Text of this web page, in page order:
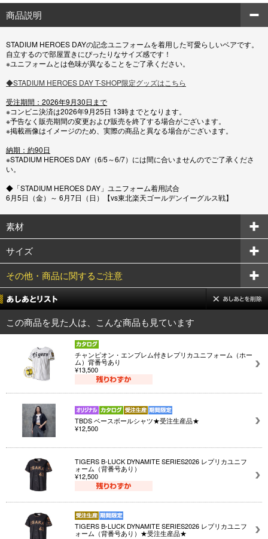
商品説明
STADIUM HEROES DAYの記念ユニフォームを着用した可愛らしいベアです。
自立するので部屋置きにぴったりなサイズ感です！
※ユニフォームとは色味が異なることをご了承ください。
◆STADIUM HEROES DAY T-SHOP限定グッズはこちら
受注期間：2026年9月30日まで
※コンビニ決済は2026年9月25日 13時までとなります。
※予告なく販売期間の変更および販売を終了する場合がございます。
※掲載画像はイメージのため、実際の商品と異なる場合がございます。
納期：約90日
※STADIUM HEROES DAY（6/5～6/7）には間に合いませんのでご了承くださ
い。
◆「STADIUM HEROES DAY」ユニフォーム着用試合
6月5日（金）～ 6月7日（日）【vs東北楽天ゴールデンイーグルス戦】
素材
サイズ
その他・商品に関するご注意
この商品を見た人は、こんな商品も見ています
チャンピオン・エンブレム付きレプリカユニフォーム（ホー
ム）背番号あり
¥13,500
TBDS ベースボールシャツ★受注生産品★
¥12,500
TIGERS B-LUCK DYNAMITE SERIES2026 レプリカユニフ
ォーム（背番号あり）
¥12,500
TIGERS B-LUCK DYNAMITE SERIES2026 レプリカユニフ
ォーム（背番号あり）★受注生産品★